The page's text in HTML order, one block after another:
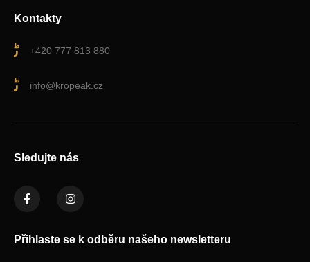
Kontakty
+420 777 813 880
info@kropeak.cz
Sledujte nás
Přihlaste se k odběru našeho newsletteru